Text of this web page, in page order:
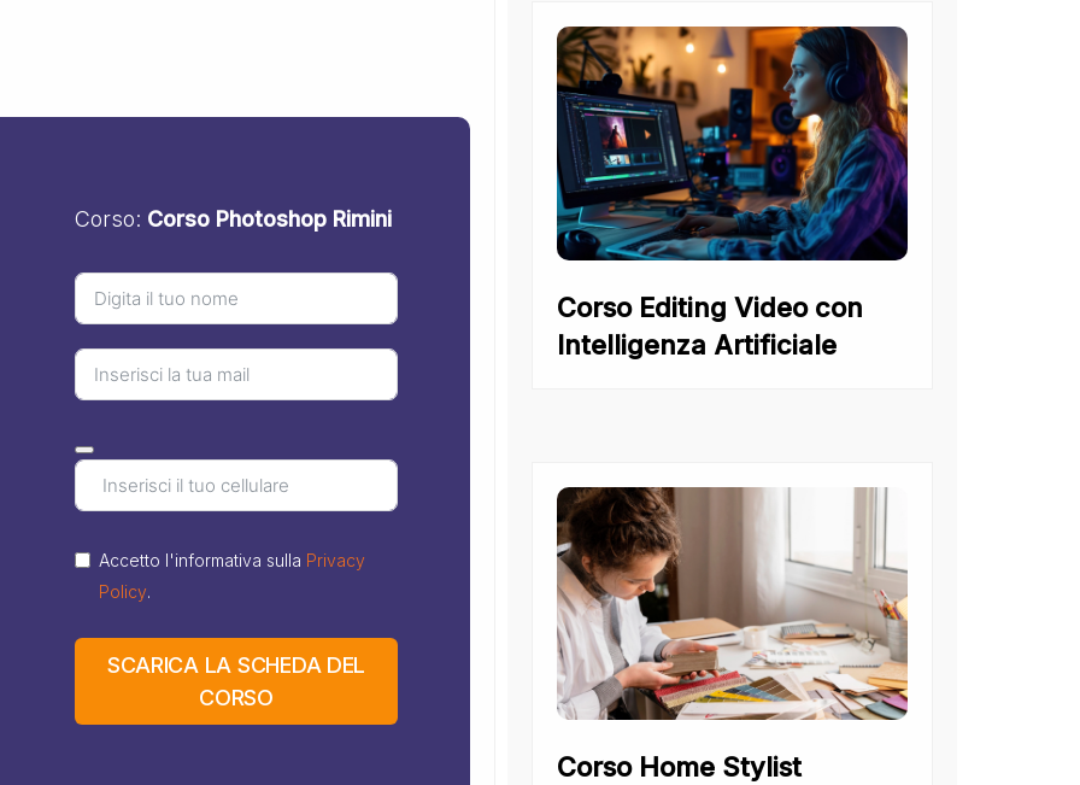
Corso: Corso Photoshop Rimini
Accetto l'informativa sulla Privacy
Policy.
SCARICA LA SCHEDA DEL
CORSO
Corso Editing Video con
Intelligenza Artificiale
Corso Home Stylist